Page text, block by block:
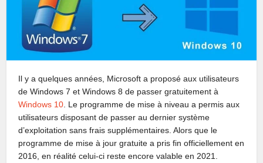
Il y a quelques années, Microsoft a proposé aux utilisateurs
de Windows 7 et Windows 8 de passer gratuitement à
Windows 10 . Le programme de mise à niveau a permis aux
utilisateurs disposant de passer au dernier système
d’exploitation sans frais supplémentaires. Alors que le
programme de mise à jour gratuite a pris fin officiellement en
2016, en réalité celui-ci reste encore valable en 2021.